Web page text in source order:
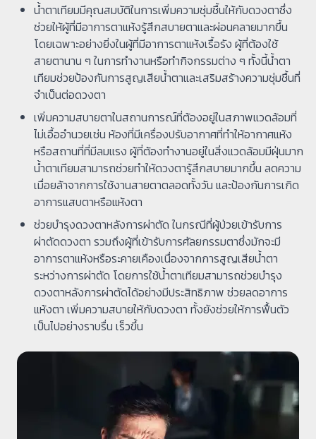
น้ำตาเทียมมีคุณสมบัติในการเพิ่มความชุ่มชื้นให้กับดวงตาซึ่ง
ช่วยให้ผู้ที่มีอาการตาแห้งรู้สึกสบายตาและผ่อนคลายมากขึ้น
โดยเฉพาะอย่างยิ่งในผู้ที่มีอาการตาแห้งเรื้อรัง ผู้ที่ต้องใช้
สายตานาน ๆ ในการทำงานหรือทำกิจกรรมต่าง ๆ ทั้งนี้น้ำตา
เทียมช่วยป้องกันการสูญเสียน้ำตาและเสริมสร้างความชุ่มชื้นที่
จำเป็นต่อดวงตา
เพิ่มความสบายตาในสถานการณ์ที่ต้องอยู่ในสภาพแวดล้อมที่
ไม่เอื้ออำนวยเช่น ห้องที่มีเครื่องปรับอากาศที่ทำให้อากาศแห้ง
หรือสถานที่ที่มีลมแรง ผู้ที่ต้องทำงานอยู่ในสิ่งแวดล้อมมีฝุ่นมาก
น้ำตาเทียมสามารถช่วยทำให้ดวงตารู้สึกสบายมากขึ้น ลดความ
เมื่อยล้าจากการใช้งานสายตาตลอดทั้งวัน และป้องกันการเกิด
อาการแสบตาหรือแห้งตา
ช่วยบำรุงดวงตาหลังการผ่าตัด ในกรณีที่ผู้ป่วยเข้ารับการ
ผ่าตัดดวงตา รวมถึงผู้ที่เข้ารับการศัลยกรรมตาซึ่งมักจะมี
อาการตาแห้งหรือระคายเคืองเนื่องจากการสูญเสียน้ำตา
ระหว่างการผ่าตัด โดยการใช้น้ำตาเทียมสามารถช่วยบำรุง
ดวงตาหลังการผ่าตัดได้อย่างมีประสิทธิภาพ ช่วยลดอาการ
แห้งตา เพิ่มความสบายให้กับดวงตา ทั้งยังช่วยให้การฟื้นตัว
เป็นไปอย่างราบรื่น เร็วขึ้น